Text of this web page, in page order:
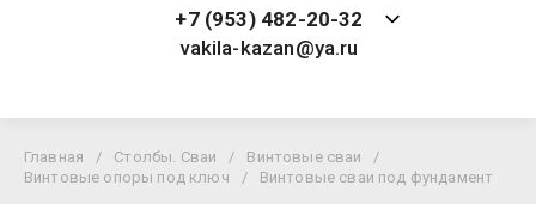
+7 (953) 482-20-32
vakila-kazan@ya.ru
Главная / Столбы. Сваи / Винтовые сваи
/
Винтовые опоры под ключ
/ Винтовые сваи под фундамент